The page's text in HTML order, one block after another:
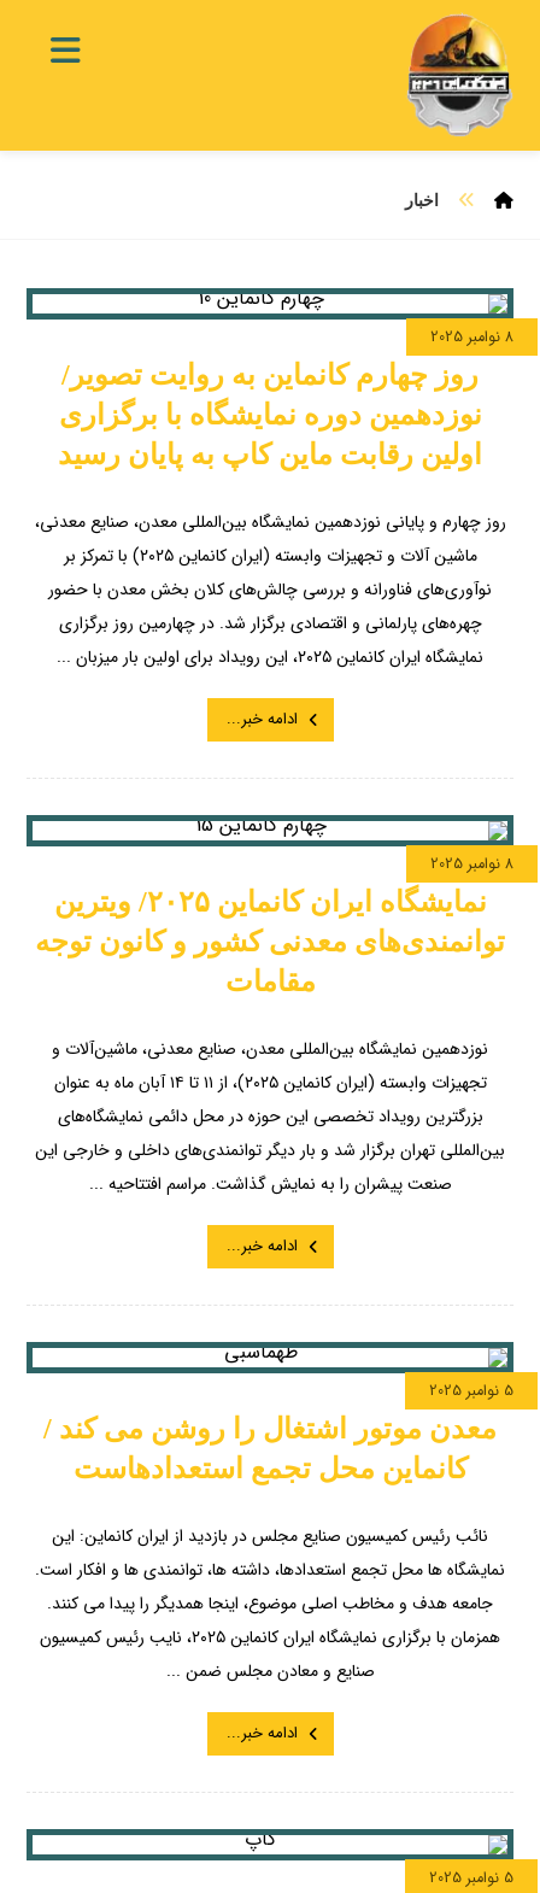
اخبار
روز چهارم کانماین به روایت تصویر/
نوزدهمین دوره نمایشگاه با برگزاری
اولین رقابت ماین کاپ به پایان رسید
8 نوامبر 2025
روز چهارم و پایانی نوزدهمین نمایشگاه بین‌المللی معدن، صنایع معدنی،
ماشین آلات و تجهیزات وابسته (ایران کانماین ۲۰۲۵) با تمرکز بر
نوآوری‌های فناورانه و بررسی چالش‌های کلان بخش معدن با حضور
چهره‌های پارلمانی و اقتصادی برگزار شد. در چهارمین روز برگزاری
نمایشگاه ایران کانماین ۲۰۲۵، این رویداد برای اولین بار میزبان ...
ادامه خبر...
نمایشگاه ایران کانماین ۲۰۲۵/ ویترین
توانمندی‌های معدنی کشور و کانون توجه
مقامات
8 نوامبر 2025
نوزدهمین نمایشگاه بین‌المللی معدن، صنایع معدنی، ماشین‌آلات و
تجهیزات وابسته (ایران کانماین ۲۰۲۵)، از ۱۱ تا ۱۴ آبان ماه به عنوان
بزرگترین رویداد تخصصی این حوزه در محل دائمی نمایشگاه‌های
بین‌المللی تهران برگزار شد و بار دیگر توانمندی‌های داخلی و خارجی این
صنعت پیشران را به نمایش گذاشت. مراسم افتتاحیه ...
ادامه خبر...
معدن موتور اشتغال را روشن می کند /
کانماین محل تجمع استعدادهاست
5 نوامبر 2025
نائب رئیس کمیسیون صنایع مجلس در بازدید از ایران کانماین: این
نمایشگاه ها محل تجمع استعدادها، داشته ها، توانمندی ها و افکار است.
جامعه هدف و مخاطب اصلی موضوع، اینجا همدیگر را پیدا می کنند.
همزمان با برگزاری نمایشگاه ایران کانماین ۲۰۲۵، نایب رئیس کمیسیون
صنایع و معادن مجلس ضمن ...
ادامه خبر...
5 نوامبر 2025